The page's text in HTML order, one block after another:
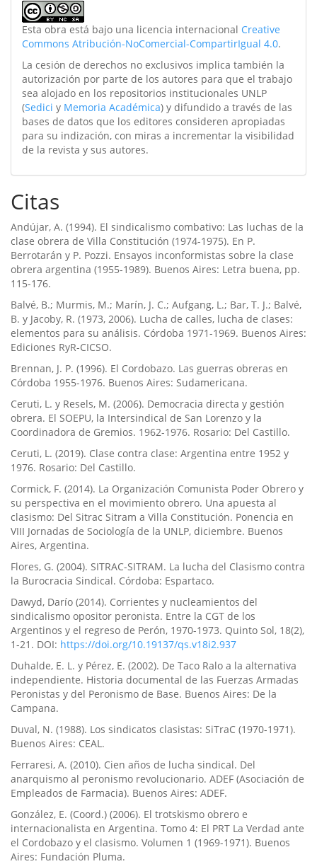
Esta obra está bajo una licencia internacional Creative
Commons Atribución-NoComercial-CompartirIgual 4.0.
La cesión de derechos no exclusivos implica también la
autorización por parte de los autores para que el trabajo
sea alojado en los repositorios institucionales UNLP
(Sedici y Memoria Académica) y difundido a través de las
bases de datos que los editores consideren apropiadas
para su indización, con miras a incrementar la visibilidad
de la revista y sus autores.
Citas
Andújar, A. (1994). El sindicalismo combativo: Las luchas de la
clase obrera de Villa Constitución (1974-1975). En P.
Berrotarán y P. Pozzi. Ensayos inconformistas sobre la clase
obrera argentina (1955-1989). Buenos Aires: Letra buena, pp.
115-176.
Balvé, B.; Murmis, M.; Marín, J. C.; Aufgang, L.; Bar, T. J.; Balvé,
B. y Jacoby, R. (1973, 2006). Lucha de calles, lucha de clases:
elementos para su análisis. Córdoba 1971-1969. Buenos Aires:
Ediciones RyR-CICSO.
Brennan, J. P. (1996). El Cordobazo. Las guerras obreras en
Córdoba 1955-1976. Buenos Aires: Sudamericana.
Ceruti, L. y Resels, M. (2006). Democracia directa y gestión
obrera. El SOEPU, la Intersindical de San Lorenzo y la
Coordinadora de Gremios. 1962-1976. Rosario: Del Castillo.
Ceruti, L. (2019). Clase contra clase: Argentina entre 1952 y
1976. Rosario: Del Castillo.
Cormick, F. (2014). La Organización Comunista Poder Obrero y
su perspectiva en el movimiento obrero. Una apuesta al
clasismo: Del Sitrac Sitram a Villa Constitución. Ponencia en
VIII Jornadas de Sociología de la UNLP, diciembre. Buenos
Aires, Argentina.
Flores, G. (2004). SITRAC-SITRAM. La lucha del Clasismo contra
la Burocracia Sindical. Córdoba: Espartaco.
Dawyd, Darío (2014). Corrientes y nucleamientos del
sindicalismo opositor peronista. Entre la CGT de los
Argentinos y el regreso de Perón, 1970-1973. Quinto Sol, 18(2),
1-21. DOI: https://doi.org/10.19137/qs.v18i2.937
Duhalde, E. L. y Pérez, E. (2002). De Taco Ralo a la alternativa
independiente. Historia documental de las Fuerzas Armadas
Peronistas y del Peronismo de Base. Buenos Aires: De la
Campana.
Duval, N. (1988). Los sindicatos clasistas: SiTraC (1970-1971).
Buenos Aires: CEAL.
Ferraresi, A. (2010). Cien años de lucha sindical. Del
anarquismo al peronismo revolucionario. ADEF (Asociación de
Empleados de Farmacia). Buenos Aires: ADEF.
González, E. (Coord.) (2006). El trotskismo obrero e
internacionalista en Argentina. Tomo 4: El PRT La Verdad ante
el Cordobazo y el clasismo. Volumen 1 (1969-1971). Buenos
Aires: Fundación Pluma.